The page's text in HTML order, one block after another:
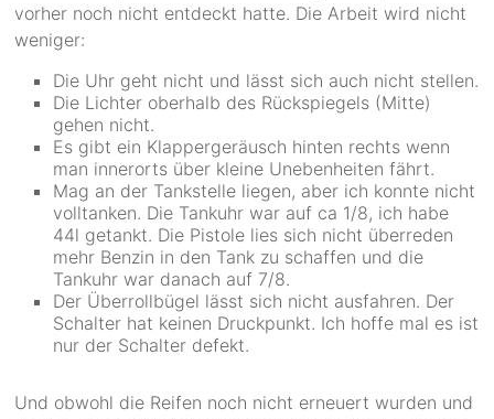
vorher noch nicht entdeckt hatte. Die Arbeit wird nicht
weniger:
Die Uhr geht nicht und lässt sich auch nicht stellen.
Die Lichter oberhalb des Rückspiegels (Mitte)
gehen nicht.
Es gibt ein Klappergeräusch hinten rechts wenn
man innerorts über kleine Unebenheiten fährt.
Mag an der Tankstelle liegen, aber ich konnte nicht
volltanken. Die Tankuhr war auf ca 1/8, ich habe
44l getankt. Die Pistole lies sich nicht überreden
mehr Benzin in den Tank zu schaffen und die
Tankuhr war danach auf 7/8.
Der Überrollbügel lässt sich nicht ausfahren. Der
Schalter hat keinen Druckpunkt. Ich hoffe mal es ist
nur der Schalter defekt.
Und obwohl die Reifen noch nicht erneuert wurden und